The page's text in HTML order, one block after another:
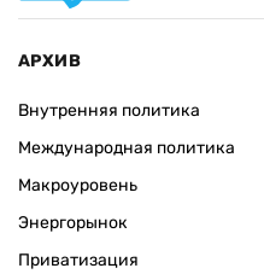
АРХИВ
Внутренняя политика
Международная политика
Макроуровень
Энергорынок
Приватизация